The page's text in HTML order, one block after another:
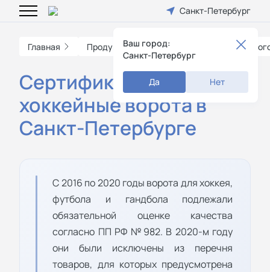
Санкт-Петербург
Ваш город:
Санкт-Петербург
Да Нет
Главная Продукция Сертификация
Сертификат на
хоккейные ворота в
Санкт-Петербурге
С 2016 по 2020 годы ворота для хоккея,
футбола и гандбола подлежали
обязательной оценке качества
согласно ПП РФ №982. В 2020-м году
они были исключены из перечня
товаров, для которых предусмотрена